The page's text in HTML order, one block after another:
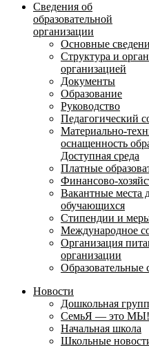
Сведения об
образовательной
организации
Основные
Структура и
организацией
Документы
Образование
Руководство
Педагогический
Материально-
оснащенность
Доступная среда
Платные
Финансово-
Вакантные места
обучающихся
Стипендии и
Международное
Организация
организации
Образовательные
Новости
Дошкольная
СемьЯ — это МЫ!
Начальная школа
Школьные